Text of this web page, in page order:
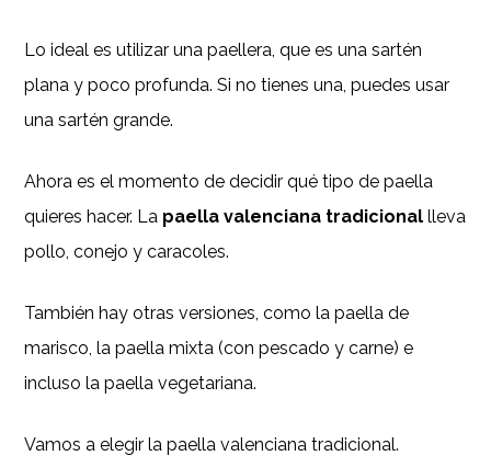
Lo ideal es utilizar una paellera, que es una sartén
plana y poco profunda. Si no tienes una, puedes usar
una sartén grande.
Ahora es el momento de decidir qué tipo de paella
quieres hacer. La paella valenciana tradicionallleva
pollo, conejo y caracoles.
También hay otras versiones, como la paella de
marisco, la paella mixta (con pescado y carne) e
incluso la paella vegetariana.
Vamos a elegir la paella valenciana tradicional.